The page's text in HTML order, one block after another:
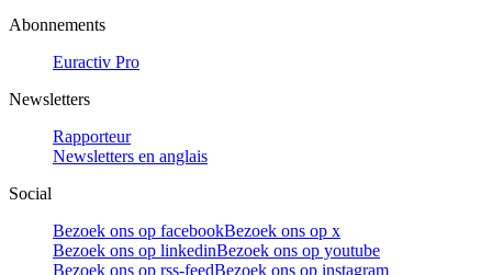
Abonnements
Euractiv Pro
Newsletters
Rapporteur
Newsletters en anglais
Social
Bezoek ons op facebookBezoek ons op x
Bezoek ons op linkedinBezoek ons op youtube
Bezoek ons op rss-feedBezoek ons op instagram